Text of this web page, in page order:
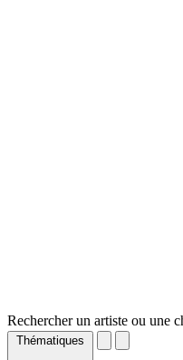
Rechercher un artiste ou une
Thématiques